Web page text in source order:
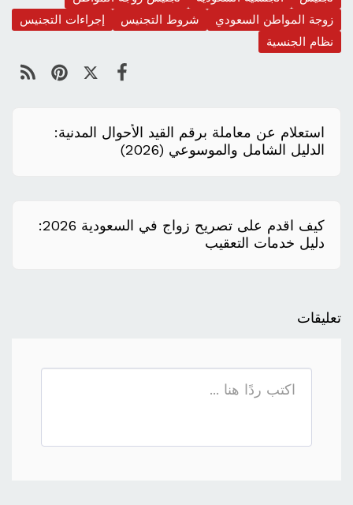
زوجة المواطن السعودي
شروط التجنيس
إجراءات التجنيس
نظام الجنسية
استعلام عن معاملة برقم القيد الأحوال المدنية:
الدليل الشامل والموسوعي (2026)
كيف اقدم على تصريح زواج في السعودية 2026:
دليل خدمات التعقيب
تعليقات